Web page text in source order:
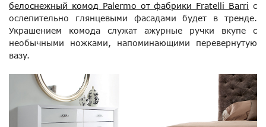
белоснежный комод Palermo от фабрики Fratelli Barri с
ослепительно глянцевыми фасадами будет в тренде.
Украшением комода служат ажурные ручки вкупе с
необычными ножками, напоминающими перевернутую
вазу.